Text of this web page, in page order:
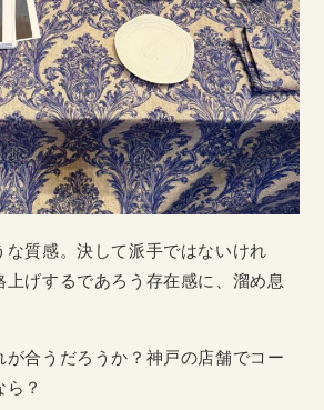
な質感。決して派手ではないけれ
上げするであろう存在感に、溜め息
が合うだろうか？神戸の店舗でコー
？